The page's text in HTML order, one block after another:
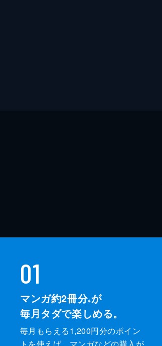
01
マンガ約2冊分※が
毎月タダで楽しめる。
毎月もらえる1,200円分のポイン